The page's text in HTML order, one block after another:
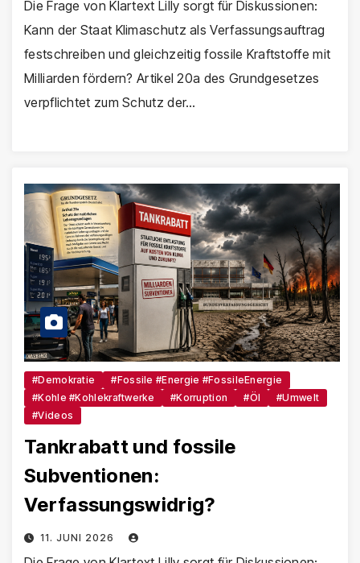
Die Frage von Klartext Lilly sorgt für Diskussionen:
Kann der Staat Klimaschutz als Verfassungsauftrag
festschreiben und gleichzeitig fossile Kraftstoffe mit
Milliarden fördern? Artikel 20a des Grundgesetzes
verpflichtet zum Schutz der…
#Demokratie
#Fossile #Energie #FossileEnergie
#Kohle #Kohlekraftwerke
#Korruption #Öl
#Umwelt
#Videos
Tankrabatt und fossile
Subventionen:
Verfassungswidrig?
11. JUNI 2026